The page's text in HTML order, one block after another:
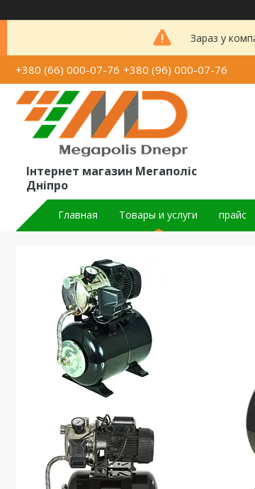
Зараз у
+380 (66) 000-07-76 +380 (96) 000-07-76
Інтернет магазин Мегаполіс
Дніпро
Главная Товары и услуги прайс